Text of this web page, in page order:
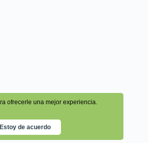
ofrecerle una mejor experiencia.
Estoy de acuerdo
- Cala Academy